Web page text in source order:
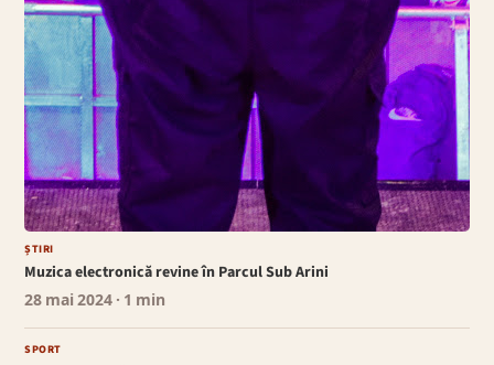
ȘTIRI
Muzica electronică revine în Parcul Sub Arini
28 mai 2024 · 1 min
SPORT